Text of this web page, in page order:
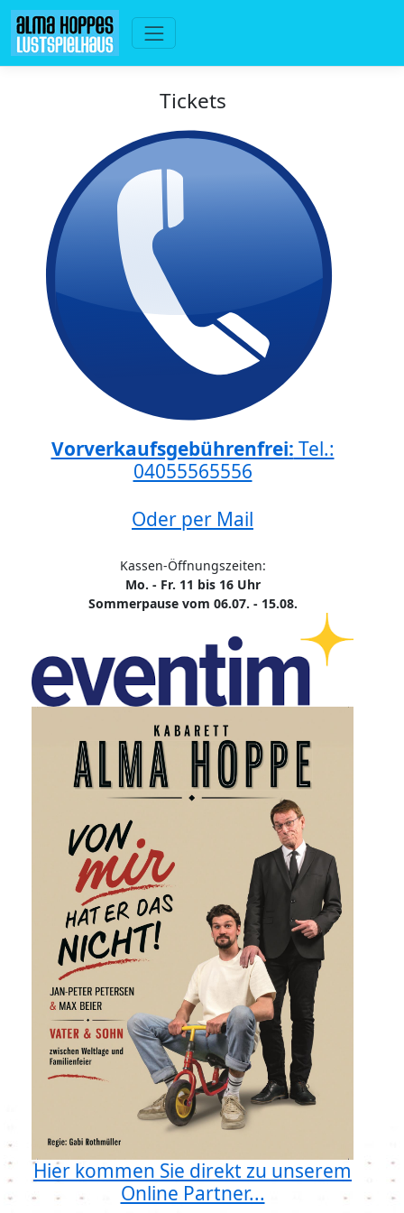
Tickets
Vorverkaufsgebührenfrei: Tel.:
04055565556
Oder per Mail
Kassen-Öffnungszeiten:
Mo. - Fr. 11 bis 16 Uhr
Sommerpause vom 06.07. - 15.08.
Hier kommen Sie direkt zu unserem
Online Partner...